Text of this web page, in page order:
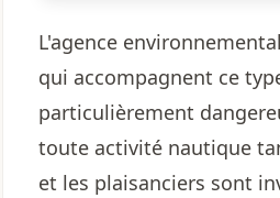
L'agence
qui accompagnent ce
particulièrement
toute activité nautique
et les plaisanciers sont